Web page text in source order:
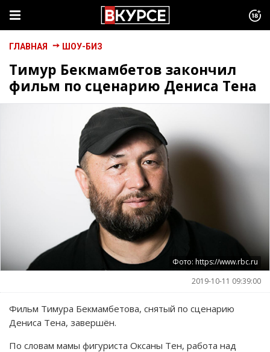
ГЛАВНАЯ ШОУ-БИЗ
Тимур Бекмамбетов закончил
фильм по сценарию Дениса Тена
Фото: https://www.rbc.ru
2019-10-11 09:39:00
Фильм Тимура Бекмамбетова, снятый по сценарию
Дениса Тена, завершён.
По словам мамы фигуриста Оксаны Тен, работа над